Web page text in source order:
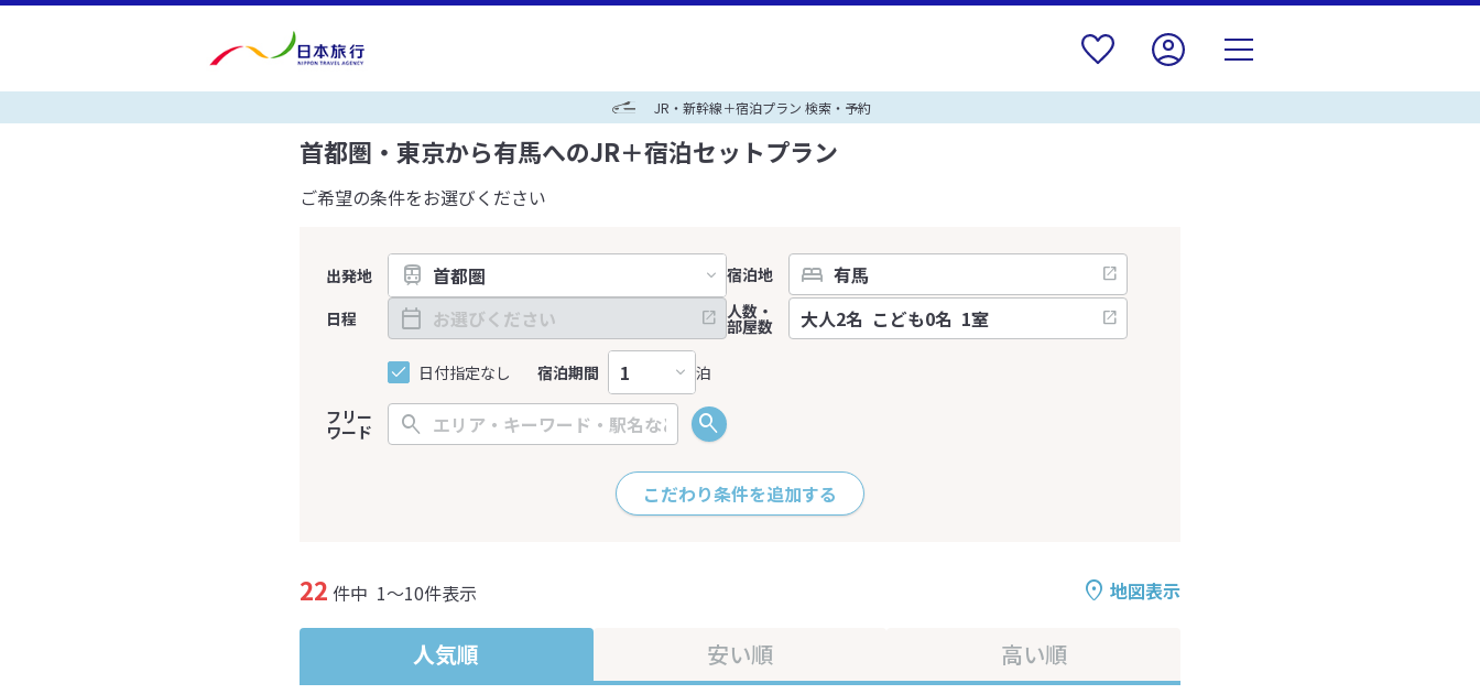
JR・新幹線＋宿泊プラン 検索・予約
首都圏・東京から有馬へのJR＋宿泊セットプラン
ご希望の条件をお選びください
出発地
宿泊地
日程
日付指定なし 宿泊期間 泊
人数・
部屋数
フリー
ワード
こだわり条件を追加する
地図表示
22 件中 1～10件表示
人気順 安い順 高い順